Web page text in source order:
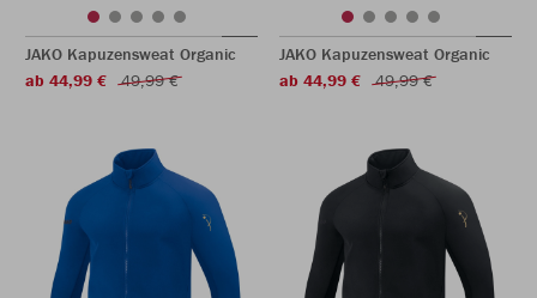
JAKO Kapuzensweat Organic
ab 44,99 €
49,99 €
JAKO Kapuzensweat Organic
ab 44,99 €
49,99 €